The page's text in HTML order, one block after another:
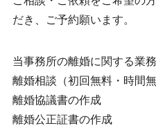
だき、ご予約願います。
当事務所の離婚に関する業務
離婚相談（初回無料・時間無
離婚協議書の作成
離婚公正証書の作成